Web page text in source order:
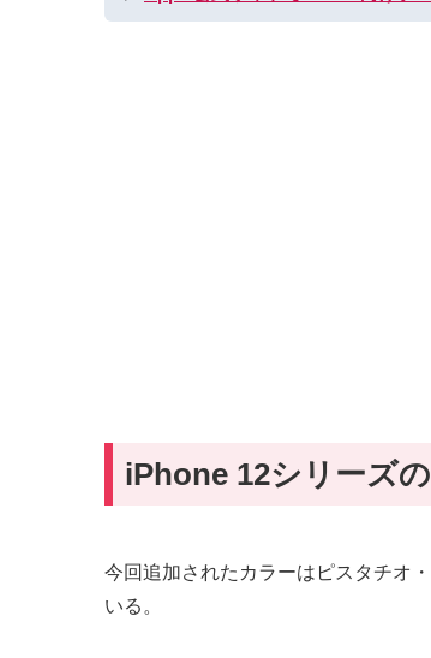
iPhone 12シリーズ
今回追加されたカラーはピスタチオ
いる。